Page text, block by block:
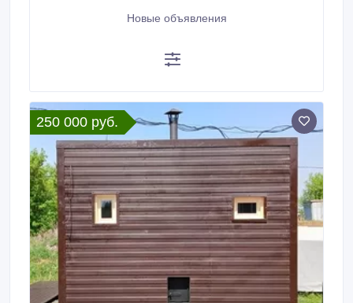
Новые объявления
250 000 руб.